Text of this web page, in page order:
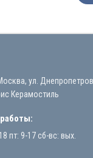
ул.
Керамостиль
пт: 9-17 сб-вс: вых.